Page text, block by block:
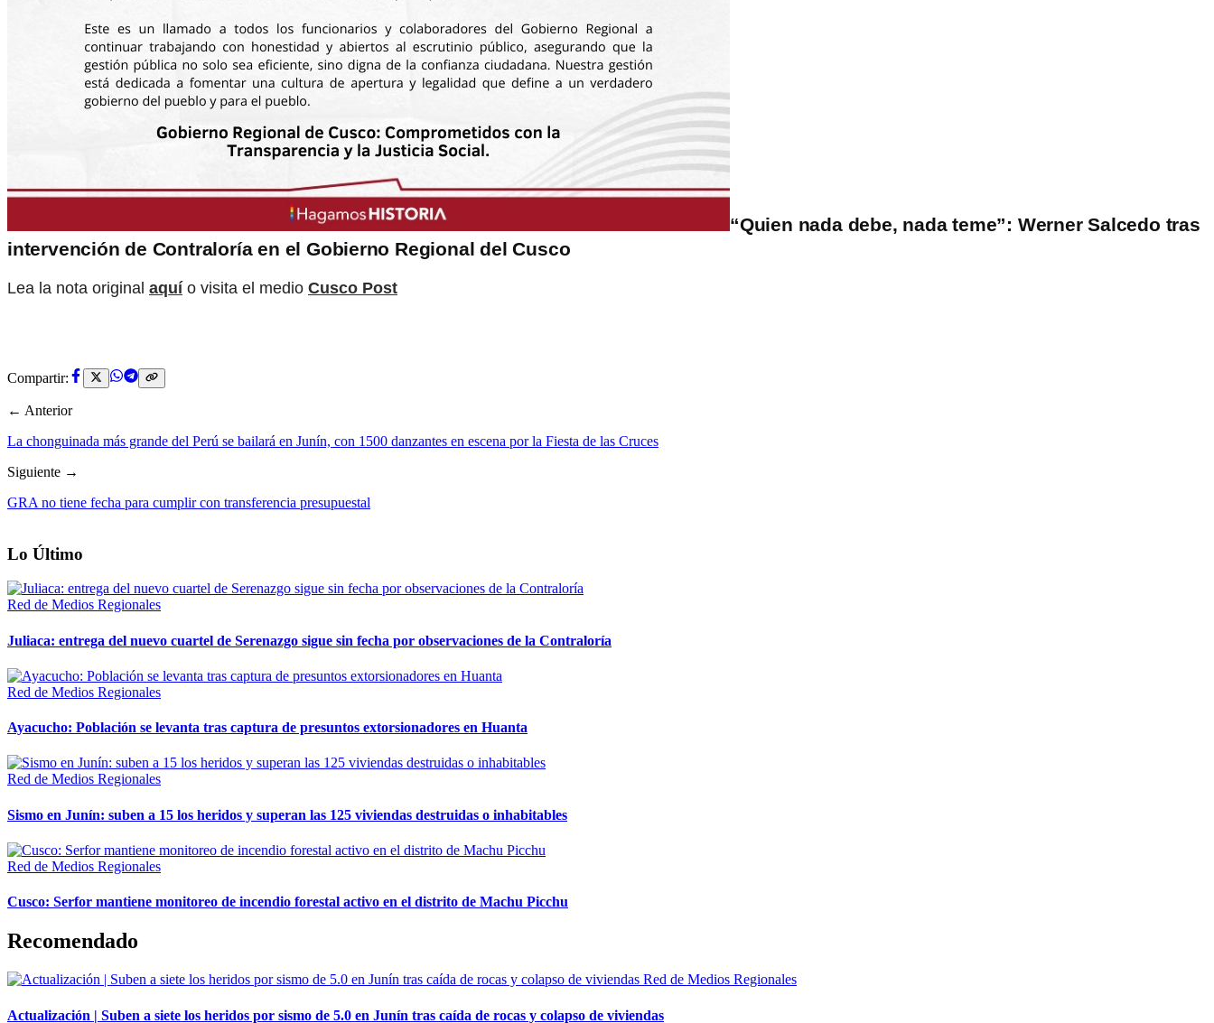
“Quien nada debe, nada teme”: Werner Salcedo tras
intervención de Contraloría en el Gobierno Regional del Cusco
Lea la nota original aquí o visita el medio Cusco Post
Compartir:
← Anterior
La chonguinada más grande del Perú se bailará en Junín, con 1500 danzantes en escena por la Fiesta de las Cruces
Siguiente →
GRA no tiene fecha para cumplir con transferencia presupuestal
Lo Último
Red de Medios Regionales
Juliaca: entrega del nuevo cuartel de Serenazgo sigue sin fecha por observaciones de la Contraloría
Red de Medios Regionales
Ayacucho: Población se levanta tras captura de presuntos extorsionadores en Huanta
Red de Medios Regionales
Sismo en Junín: suben a 15 los heridos y superan las 125 viviendas destruidas o inhabitables
Red de Medios Regionales
Cusco: Serfor mantiene monitoreo de incendio forestal activo en el distrito de Machu Picchu
Recomendado
Red de Medios Regionales
Actualización | Suben a siete los heridos por sismo de 5.0 en Junín tras caída de rocas y colapso de viviendas